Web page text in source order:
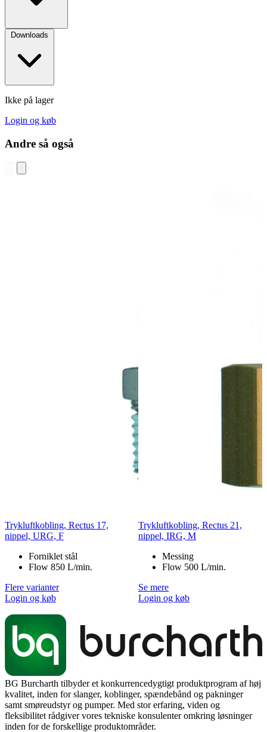
Downloads
Ikke på lager
Login og køb
Andre så også
Trykluftkobling, Rectus 17,
nippel, URG, F
Forniklet stål
Flow 850 L/min.
Flere varianter
Login og køb
Trykluftkobling, Rectus 21,
nippel, IRG, M
Messing
Flow 500 L/min.
Se mere
Login og køb
BG Burcharth tilbyder et konkurrencedygtigt produktprogram af høj
kvalitet, inden for slanger, koblinger, spændebånd og pakninger
samt smøreudstyr og pumper. Med stor erfaring, viden og
fleksibilitet rådgiver vores tekniske konsulenter omkring løsninger
inden for de forskellige produktområder.